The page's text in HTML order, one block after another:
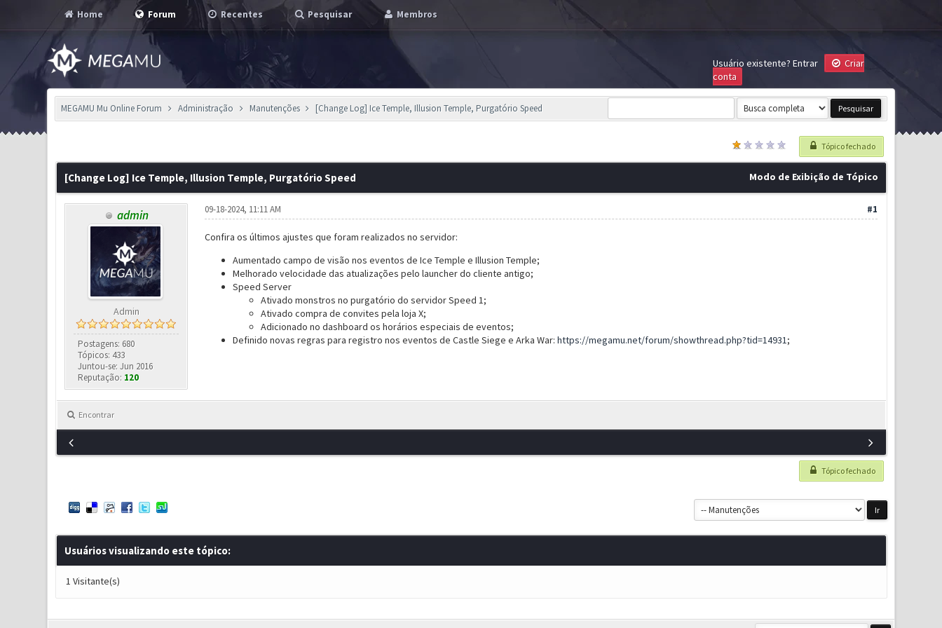
Home Forum Recentes Pesquisar Membros
Usuário existente? Entrar
Criar
conta
MEGAMU Mu Online Forum Administração Manutenções [Change Log] Ice Temple, Illusion Temple, Purgatório Speed
Tópico fechado
Modo de Exibição de Tópico
[Change Log] Ice Temple, Illusion Temple, Purgatório Speed
admin
Admin
Postagens: 680
Tópicos: 433
Juntou-se: Jun 2016
Reputação: 120
#1
09-18-2024, 11:11 AM
Confira os últimos ajustes que foram realizados no servidor:
Aumentado campo de visão nos eventos de Ice Temple e Illusion Temple;
Melhorado velocidade das atualizações pelo launcher do cliente antigo;
Speed Server
Ativado monstros no purgatório do servidor Speed 1;
Ativado compra de convites pela loja X;
Adicionado no dashboard os horários especiais de eventos;
Definido novas regras para registro nos eventos de Castle Siege e Arka War: https://megamu.net/forum/showthread.php?tid=14931;
Encontrar
Tópico fechado
Usuários visualizando este tópico:
1 Visitante(s)